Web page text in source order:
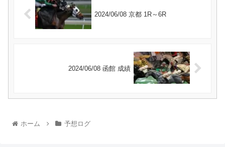
2024/06/08 京都 1R～6R
2024/06/08 函館 成績
ホーム 予想ログ